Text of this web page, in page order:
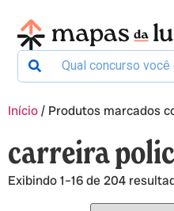
Início/ Produtos marcados
carreira
Exibindo 1–16 de 204